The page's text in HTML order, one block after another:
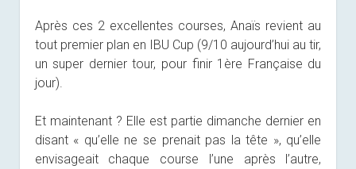
Après ces 2 excellentes courses, Anaïs revient au
tout premier plan en IBU Cup (9/10 aujourd’hui au tir,
un super dernier tour, pour finir 1ère Française du
jour).
Et maintenant ? Elle est partie dimanche dernier en
disant « qu’elle ne se prenait pas la tête », qu’elle
envisageait chaque course l’une après l’autre,